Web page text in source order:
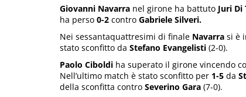
Giovanni Navarra nel girone ha battuto Juri Di
ha perso 0-2 contro Gabriele Silveri.
Nei sessantaquattresimi di finale Navarra si è
stato sconfitto da Stefano Evangelisti (2-0).
Paolo Ciboldi ha superato il girone vincendo
Nell’ultimo match è stato sconfitto per 1-5 da
della sconfitta contro Severino Gara (7-0).